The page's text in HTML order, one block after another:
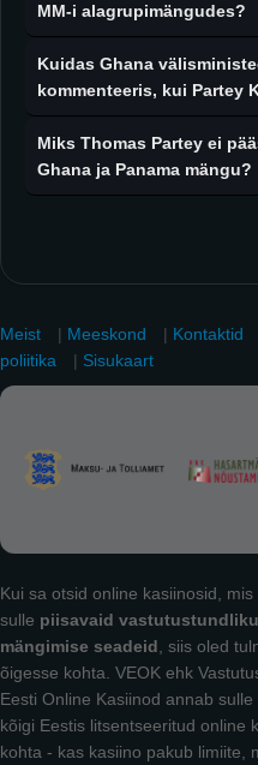
MM-i alagrupimängudes?
Kuidas Ghana
kommenteeris, kui Partey
Miks Thomas Partey ei
Ghana ja Panama mängu?
Meist | Meeskond | Kontaktid
poliitika
| Sisukaart
Kui sa otsid online kasiinosid, mis
sulle piisavaid vastutustundliku
mängimise seadeid, siis oled
õigesse kohta. VEOK ehk
Eesti Online Kasiinod annab sulle
kõigi Eestis litsentseeritud online
kohta - kas kasiino pakub limiite,